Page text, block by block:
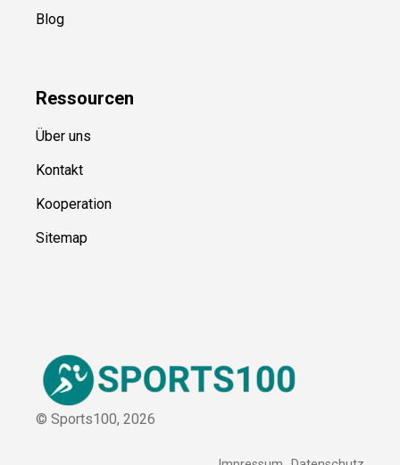
Blog
Ressource
Über uns
Kontakt